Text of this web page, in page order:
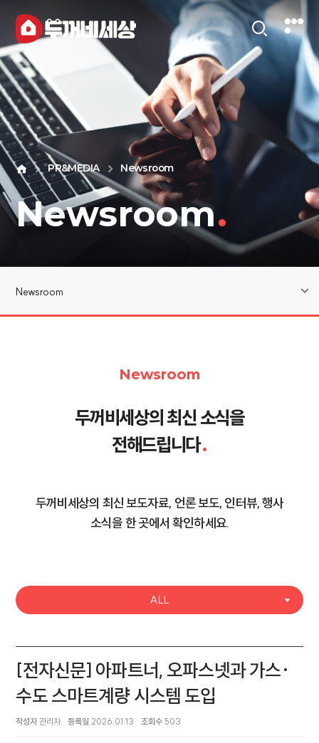
PR&MEDIA Newsroom
Newsroom.
Newsroom
Newsroom
두꺼비세상의 최신 소식을
전해드립니다.
두꺼비세상의 최신 보도자료, 언론 보도, 인터뷰, 행사
소식을 한 곳에서 확인하세요.
ALL
[전자신문] 아파트너, 오파스넷과 가스·
수도 스마트계량 시스템 도입
작성자 관리자 등록일 2026.01.13 조회수 503